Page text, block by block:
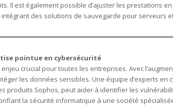
Il est également possible d’ajuster les prestations
des solutions de sauvegarde pour serveurs
pointue en cybersécurité
enjeu crucial pour toutes les entreprises. Avec
les données sensibles. Une équipe d’experts en
produits Sophos, peut aider à identifier les
la sécurité informatique à une société